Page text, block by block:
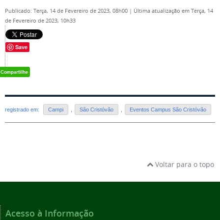
Publicado: Terça, 14 de Fevereiro de 2023, 08h00 | Última atualização em Terça, 14
de Fevereiro de 2023, 10h33
Save
registrado em: Campi São Cristóvão Eventos Campus São Cristóvão
Voltar para o topo
Acesso à Informação